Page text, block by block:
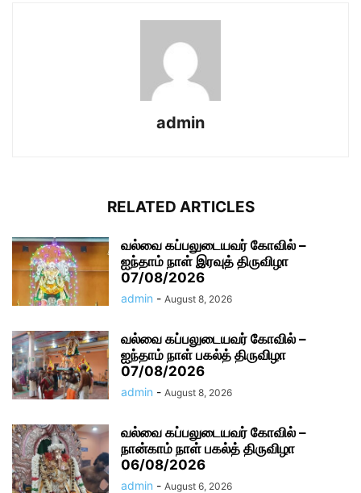
admin
RELATED ARTICLES
வல்வை கப்பலுடையவர் கோவில் –
ஐந்தாம் நாள் இரவுத் திருவிழா
07/08/2026
admin - August 8, 2026
வல்வை கப்பலுடையவர் கோவில் –
ஐந்தாம் நாள் பகல்த் திருவிழா
07/08/2026
admin - August 8, 2026
வல்வை கப்பலுடையவர் கோவில் –
நான்காம் நாள் பகல்த் திருவிழா
06/08/2026
admin - August 6, 2026